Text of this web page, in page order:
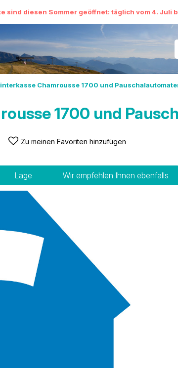
sind diesen Sommer geöffnet: täglich vom 4. Juli
Chamrousse 1700 und
1700 und
Zu meinen Favoriten hinzufügen
Lage Wir empfehlen Ihnen ebenfalls